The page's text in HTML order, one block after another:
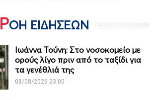
ΡΟΗ ΕΙΔΗΣΕΩΝ
Ιωάννα Τούνη: Στο νοσοκομείο με
ορούς λίγο πριν από το ταξίδι για
τα γενέθλιά της
08/08/2026 23:00